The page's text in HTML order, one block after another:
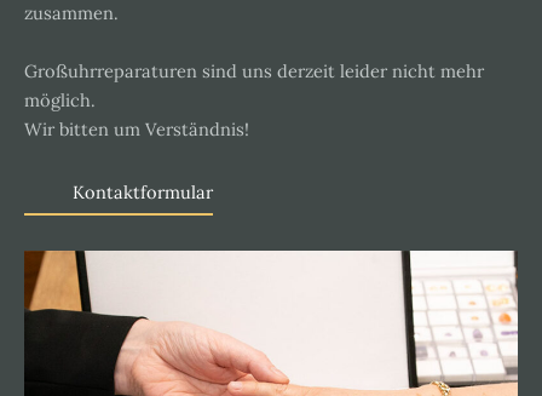
zusammen.
Großuhrreparaturen sind uns derzeit leider nicht mehr
möglich.
Wir bitten um Verständnis!
Kontaktformular